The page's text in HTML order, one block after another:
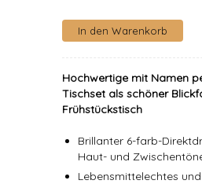
Hochwertige mit Namen
Tischset als schöner
Frühstückstisch
Brillanter 6-farb-
Haut- und
Lebensmittelechtes